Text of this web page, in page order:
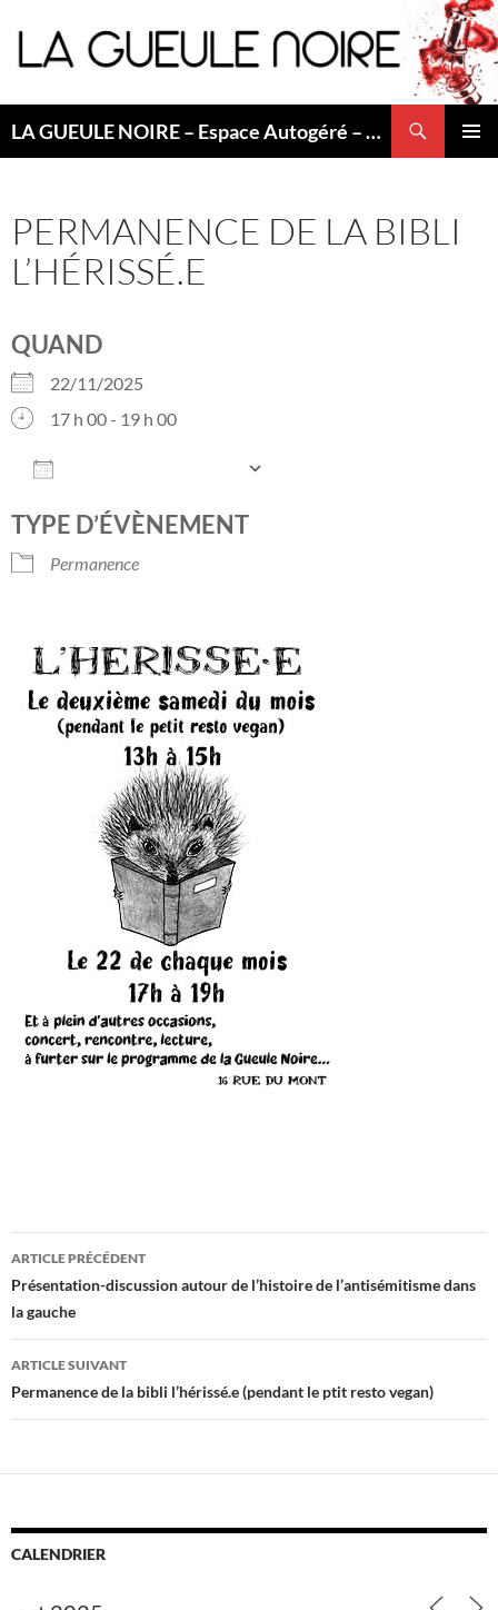
au
contenu
LA GUEULE NOIRE – Espace Autogéré – Saint Etienne
PERMANENCE DE LA BIBLI
L’HÉRISSÉ.E
QUAND
22/11/2025
17 h 00 - 19 h 00
TYPE D’ÉVÈNEMENT
Permanence
Navigation
des
articles
ARTICLE PRÉCÉDENT
Présentation-discussion autour de l’histoire de l’antisémitisme dans
la gauche
ARTICLE SUIVANT
Permanence de la bibli l’hérissé.e (pendant le ptit resto vegan)
CALENDRIER